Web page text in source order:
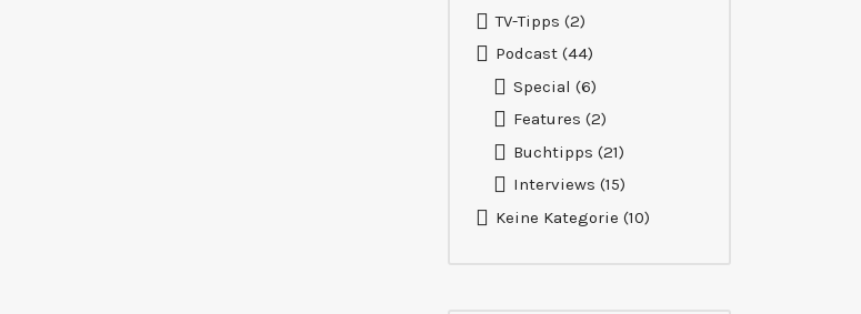
TV-Tipps (2)
Podcast(44)
Special (6)
Features (2)
Buchtipps (21)
Interviews (15)
Keine Kategorie (10)